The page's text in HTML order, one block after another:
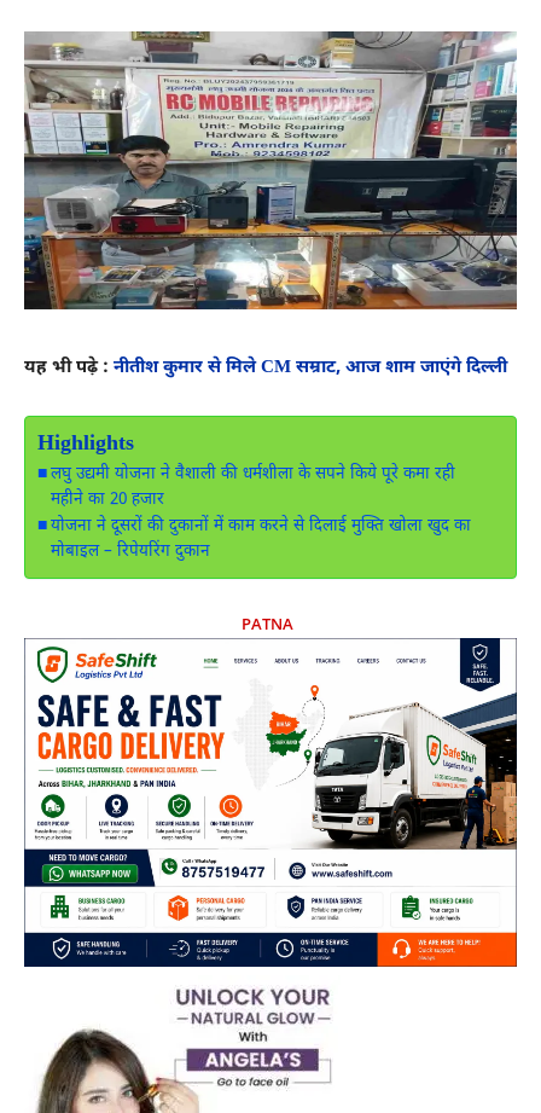
यह भी पढ़े : नीतीश कुमार से मिले CM सम्राट, आज शाम जाएंगे दिल्ली
Highlights
लघु उद्यमी योजना ने वैशाली की धर्मशीला के सपने किये पूरे कमा रही
महीने का 20 हजार
योजना ने दूसरों की दुकानों में काम करने से दिलाई मुक्ति खोला खुद का
मोबाइल – रिपेयरिंग दुकान
PATNA